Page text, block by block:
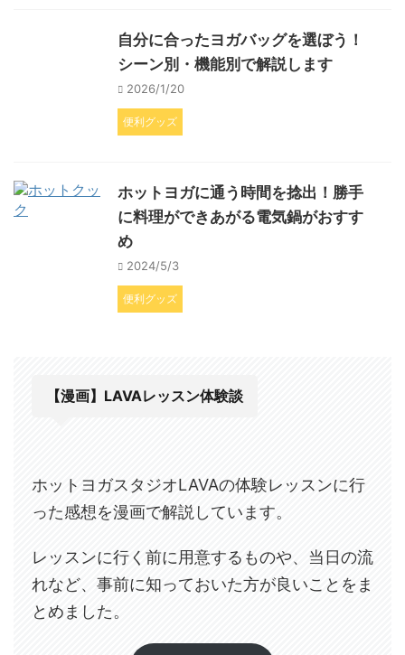
自分に合ったヨガバッグを選ぼう！
シーン別・機能別で解説します
2026/1/20
便利グッズ
ホットヨガに通う時間を捻出！勝手
に料理ができあがる電気鍋がおすす
め
2024/5/3
便利グッズ
【漫画】LAVAレッスン体験談
ホットヨガスタジオLAVAの体験レッスンに行
った感想を漫画で解説しています。
レッスンに行く前に用意するものや、当日の流
れなど、事前に知っておいた方が良いことをま
とめました。